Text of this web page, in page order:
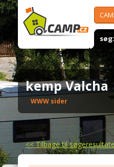
søg:
kemp
WWW sider
<<Tilbage til